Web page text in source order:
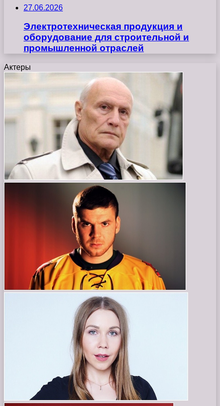
27.06.2026
Электротехническая продукция и
оборудование для строительной и
промышленной отраслей
Актеры